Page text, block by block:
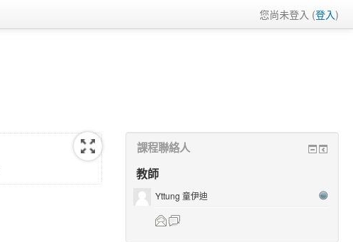
您尚未登入 (登入)
課程聯絡人
教師
Yttung 童伊迪